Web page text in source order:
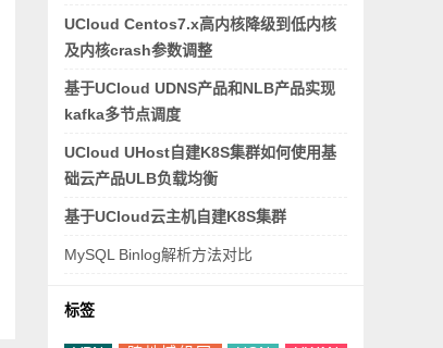
UCloud Centos7.x高内核降级到低内核
及内核crash参数调整
基于UCloud UDNS产品和NLB产品实现
kafka多节点调度
UCloud UHost自建K8S集群如何使用基
础云产品ULB负载均衡
基于UCloud云主机自建K8S集群
MySQL Binlog解析方法对比
标签